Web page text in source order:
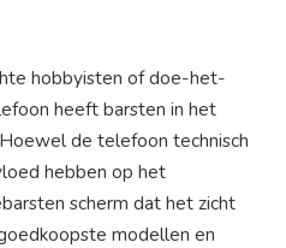
hobbyisten of doe-het-
heeft barsten in het
de telefoon technisch
hebben op het
scherm dat het zicht
modellen en